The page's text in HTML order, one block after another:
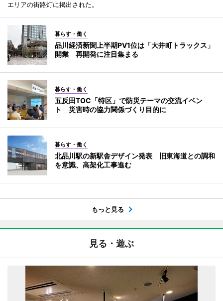
エリアの街路灯に掲出された。
暮らす・働く
品川経済新聞上半期PV1位は「大井町トラックス」
開業 再開発に注目集まる
暮らす・働く
五反田TOC「特区」で防災テーマの交流イベン
ト 災害時の協力関係づくり目的に
暮らす・働く
北品川駅の新駅舎デザイン発表 旧東海道との調和
を意識、高架化工事進む
もっと見る
見る・遊ぶ